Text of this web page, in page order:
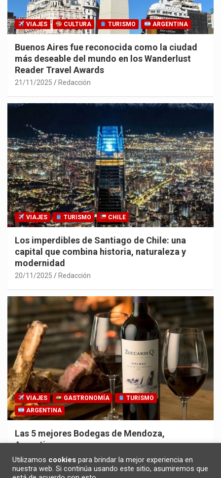
VIAJES CULTURA TURISMO ARGENTINA
Buenos Aires fue reconocida como la ciudad
más deseable del mundo en los Wanderlust
Reader Travel Awards
21/11/2025 Redacción
VIAJES TURISMO CHILE
Los imperdibles de Santiago de Chile: una
capital que combina historia, naturaleza y
modernidad
20/11/2025 Redacción
VIAJES GASTRONOMÍA
TURISMO
ARGENTINA
Las 5 mejores Bodegas de Mendoza,
Argentina
30/10/2025 Redacción
Utilizamos cookies para brindar la mejor experiencia en
nuestra web. Si continúa usando este sitio, asumiremos que